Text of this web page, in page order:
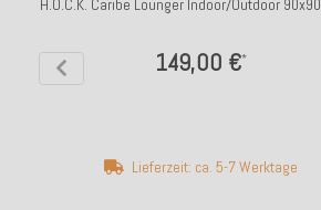
H.O.C.K. Caribe Lounger Indoor/Outdoor
149,00 €*
Lieferzeit: ca. 5-7 Werktage